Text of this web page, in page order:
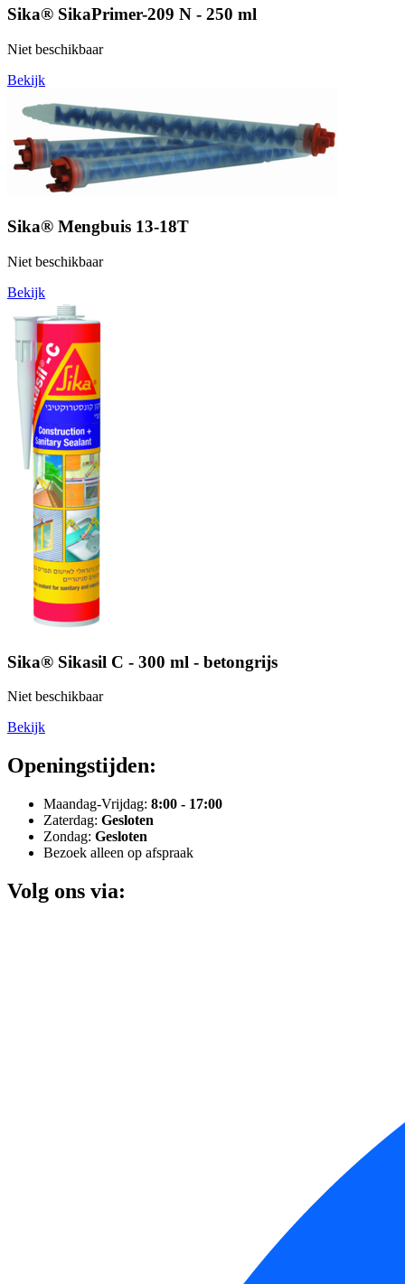
Sika® SikaPrimer-209 N - 250 ml
Niet beschikbaar
Bekijk
Sika® Mengbuis 13-18T
Niet beschikbaar
Bekijk
Sika® Sikasil C - 300 ml - betongrijs
Niet beschikbaar
Bekijk
Openingstijden:
Maandag-Vrijdag: 8:00 - 17:00
Zaterdag: Gesloten
Zondag: Gesloten
Bezoek alleen op afspraak
Volg ons via: